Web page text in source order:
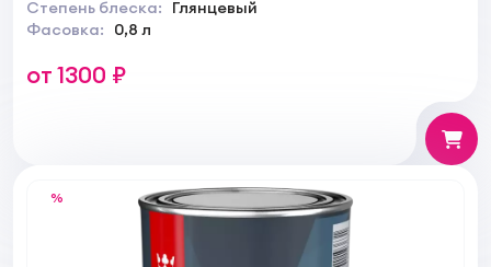
Степень блеска:
Глянцевый
Фасовка:
0,8 л
от 1300 ₽
%